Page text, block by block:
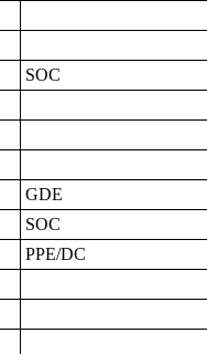
SOC
GDE
SOC
PPE/DC